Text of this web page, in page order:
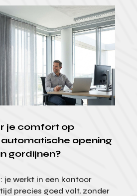
je comfort op
opening
gordijnen?
je werkt in een kantoor
precies goed valt, zonder